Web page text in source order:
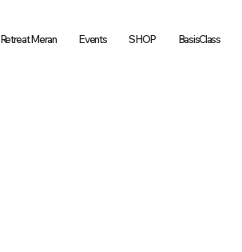
Retreat Meran Events SHOP BasisClass